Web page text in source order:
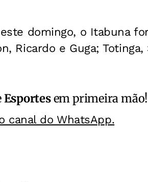
domingo, o Itabuna
Ricardo e Guga;
Esportesem primeira mão!
canal do WhatsApp.